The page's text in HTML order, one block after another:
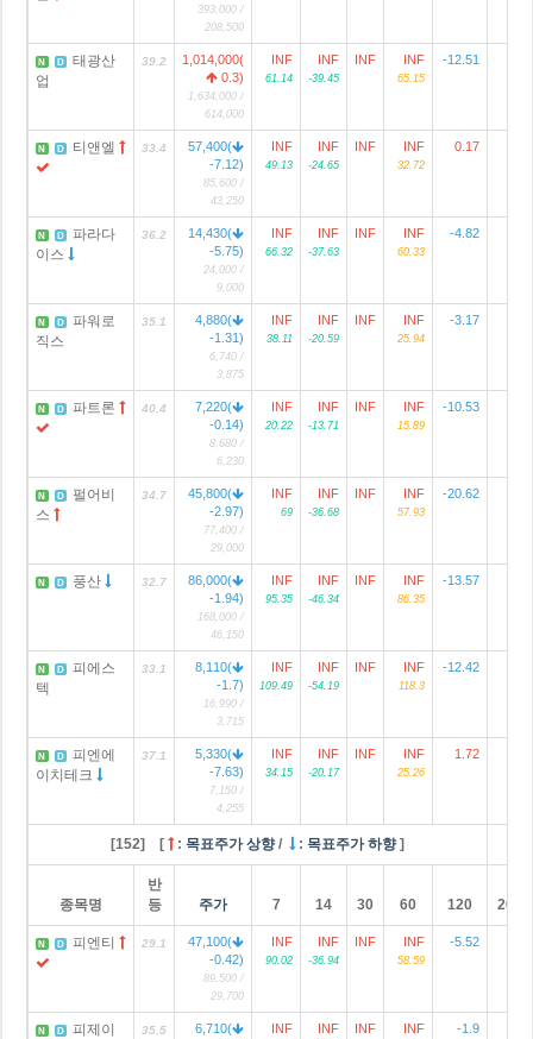
393,000 /
208,500
N D
태광산
업
39.2
1,014,000(
0.3)
1,634,000 /
614,000
INF
61.14
INF
-39.45
INF INF
65.15
-12.51
N D 티앤엘 33.4
57,400(
-7.12)
85,600 /
43,250
INF
49.13
INF
-24.65
INF INF
32.72
0.17
N D
파라다
이스
36.2
14,430(
-5.75)
24,000 /
9,000
INF
66.32
INF
-37.63
INF INF
60.33
-4.82
N D
파워로
직스
35.1
4,880(
-1.31)
6,740 /
3,875
INF
38.11
INF
-20.59
INF INF
25.94
-3.17
N D 파트론 40.4
7,220(
-0.14)
8,680 /
6,230
INF
20.22
INF
-13.71
INF INF
15.89
-10.53
N D
펄어비
스
34.7
45,800(
-2.97)
77,400 /
29,000
INF
69
INF
-36.68
INF INF
57.93
-20.62
N D 풍산 32.7
86,000(
-1.94)
168,000 /
46,150
INF
95.35
INF
-46.34
INF INF
86.35
-13.57
N D
피에스
텍
33.1
8,110(
-1.7)
16,990 /
3,715
INF
109.49
INF
-54.19
INF INF
118.3
-12.42
N D
피엔에
이치테크
37.1
5,330(
-7.63)
7,150 /
4,255
INF
34.15
INF
-20.17
INF INF
25.26
1.72
[152] [ : 목표주가 상향/ : 목표주가 하향]
종목명
반
등
주가 7 14 30 60 120
N D 피엔티 29.1
47,100(
-0.42)
89,500 /
29,700
INF
90.02
INF
-36.94
INF INF
58.59
-5.52
N D
피제이
35.5
6,710(
INF INF INF INF -1.9